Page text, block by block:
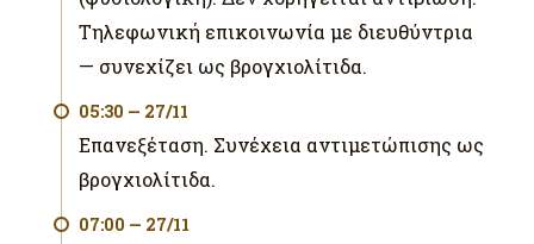
Τηλεφωνική επικοινωνία με διευθύντρια
— συνεχίζει ως βρογχιολίτιδα.
05:30 — 27/11
Επανεξέταση. Συνέχεια αντιμετώπισης ως
βρογχιολίτιδα.
07:00 — 27/11